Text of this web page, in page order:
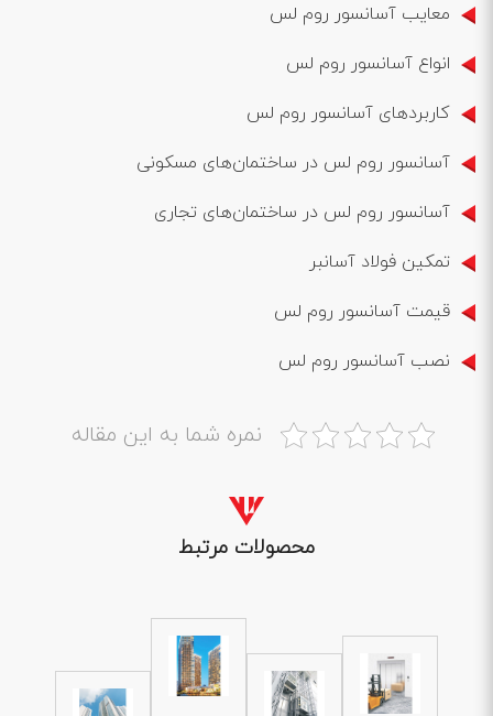
معایب آسانسور روم لس
انواع آسانسور روم لس
کاربردهای آسانسور روم لس
آسانسور روم لس در ساختمان‌های مسکونی
آسانسور روم لس در ساختمان‌های تجاری
تمکین فولاد آسانبر
قیمت آسانسور روم لس
نصب آسانسور روم لس
نمره شما به این مقاله
محصولات مرتبط